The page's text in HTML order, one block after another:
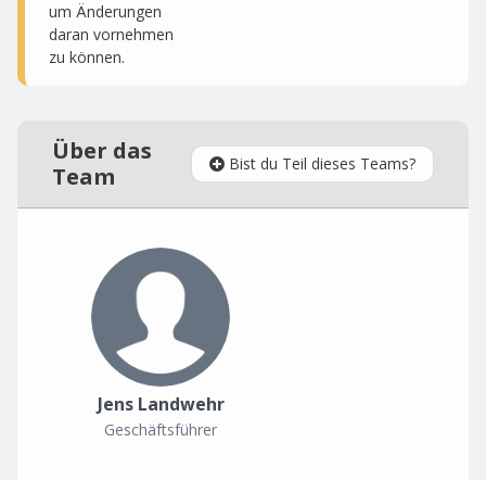
um Änderungen
daran vornehmen
zu können.
Über das
Team
Bist du Teil dieses Teams?
Jens Landwehr
Geschäftsführer